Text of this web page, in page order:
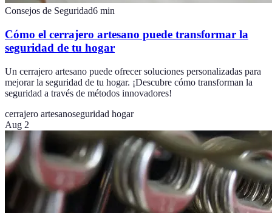
Consejos de Seguridad6 min
Cómo el cerrajero artesano puede transformar la
seguridad de tu hogar
Un cerrajero artesano puede ofrecer soluciones personalizadas para
mejorar la seguridad de tu hogar. ¡Descubre cómo transforman la
seguridad a través de métodos innovadores!
cerrajero artesanoseguridad hogar
Aug 2